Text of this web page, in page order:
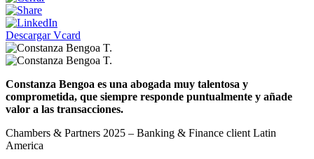
Descargar Vcard
Constanza Bengoa es una abogada muy talentosa y
comprometida, que siempre responde puntualmente y añade
valor a las transacciones.
Chambers & Partners 2025 – Banking & Finance client Latin
America